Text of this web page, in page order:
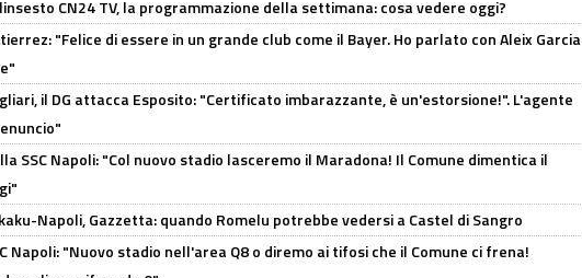
CN24 TV, la programmazione della settimana: cosa vedere oggi?
"Felice di essere in un grande club come il Bayer. Ho parlato con Aleix Garcia
il DG attacca Esposito: "Certificato imbarazzante, è un'estorsione!". L'agente
SSC Napoli: "Col nuovo stadio lasceremo il Maradona! Il Comune dimentica il
Napoli, Gazzetta: quando Romelu potrebbe vedersi a Castel di Sangro
Napoli: "Nuovo stadio nell'area Q8 o diremo ai tifosi che il Comune ci frena!